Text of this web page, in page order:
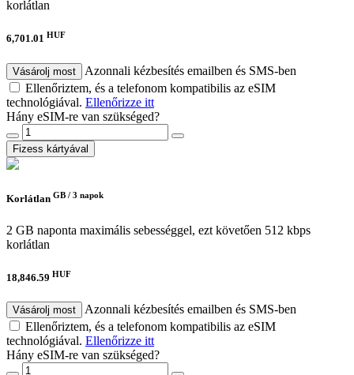
korlátlan
6,701.01 HUF
Vásárolj most
Azonnali kézbesítés emailben és SMS-ben
Ellenőriztem, és a telefonom kompatibilis az eSIM
technológiával. Ellenőrizze itt
Hány eSIM-re van szükséged?
Fizess kártyával
Korlátlan GB / 3 napok
2 GB naponta maximális sebességgel, ezt követően 512 kbps
korlátlan
18,846.59 HUF
Vásárolj most
Azonnali kézbesítés emailben és SMS-ben
Ellenőriztem, és a telefonom kompatibilis az eSIM
technológiával. Ellenőrizze itt
Hány eSIM-re van szükséged?